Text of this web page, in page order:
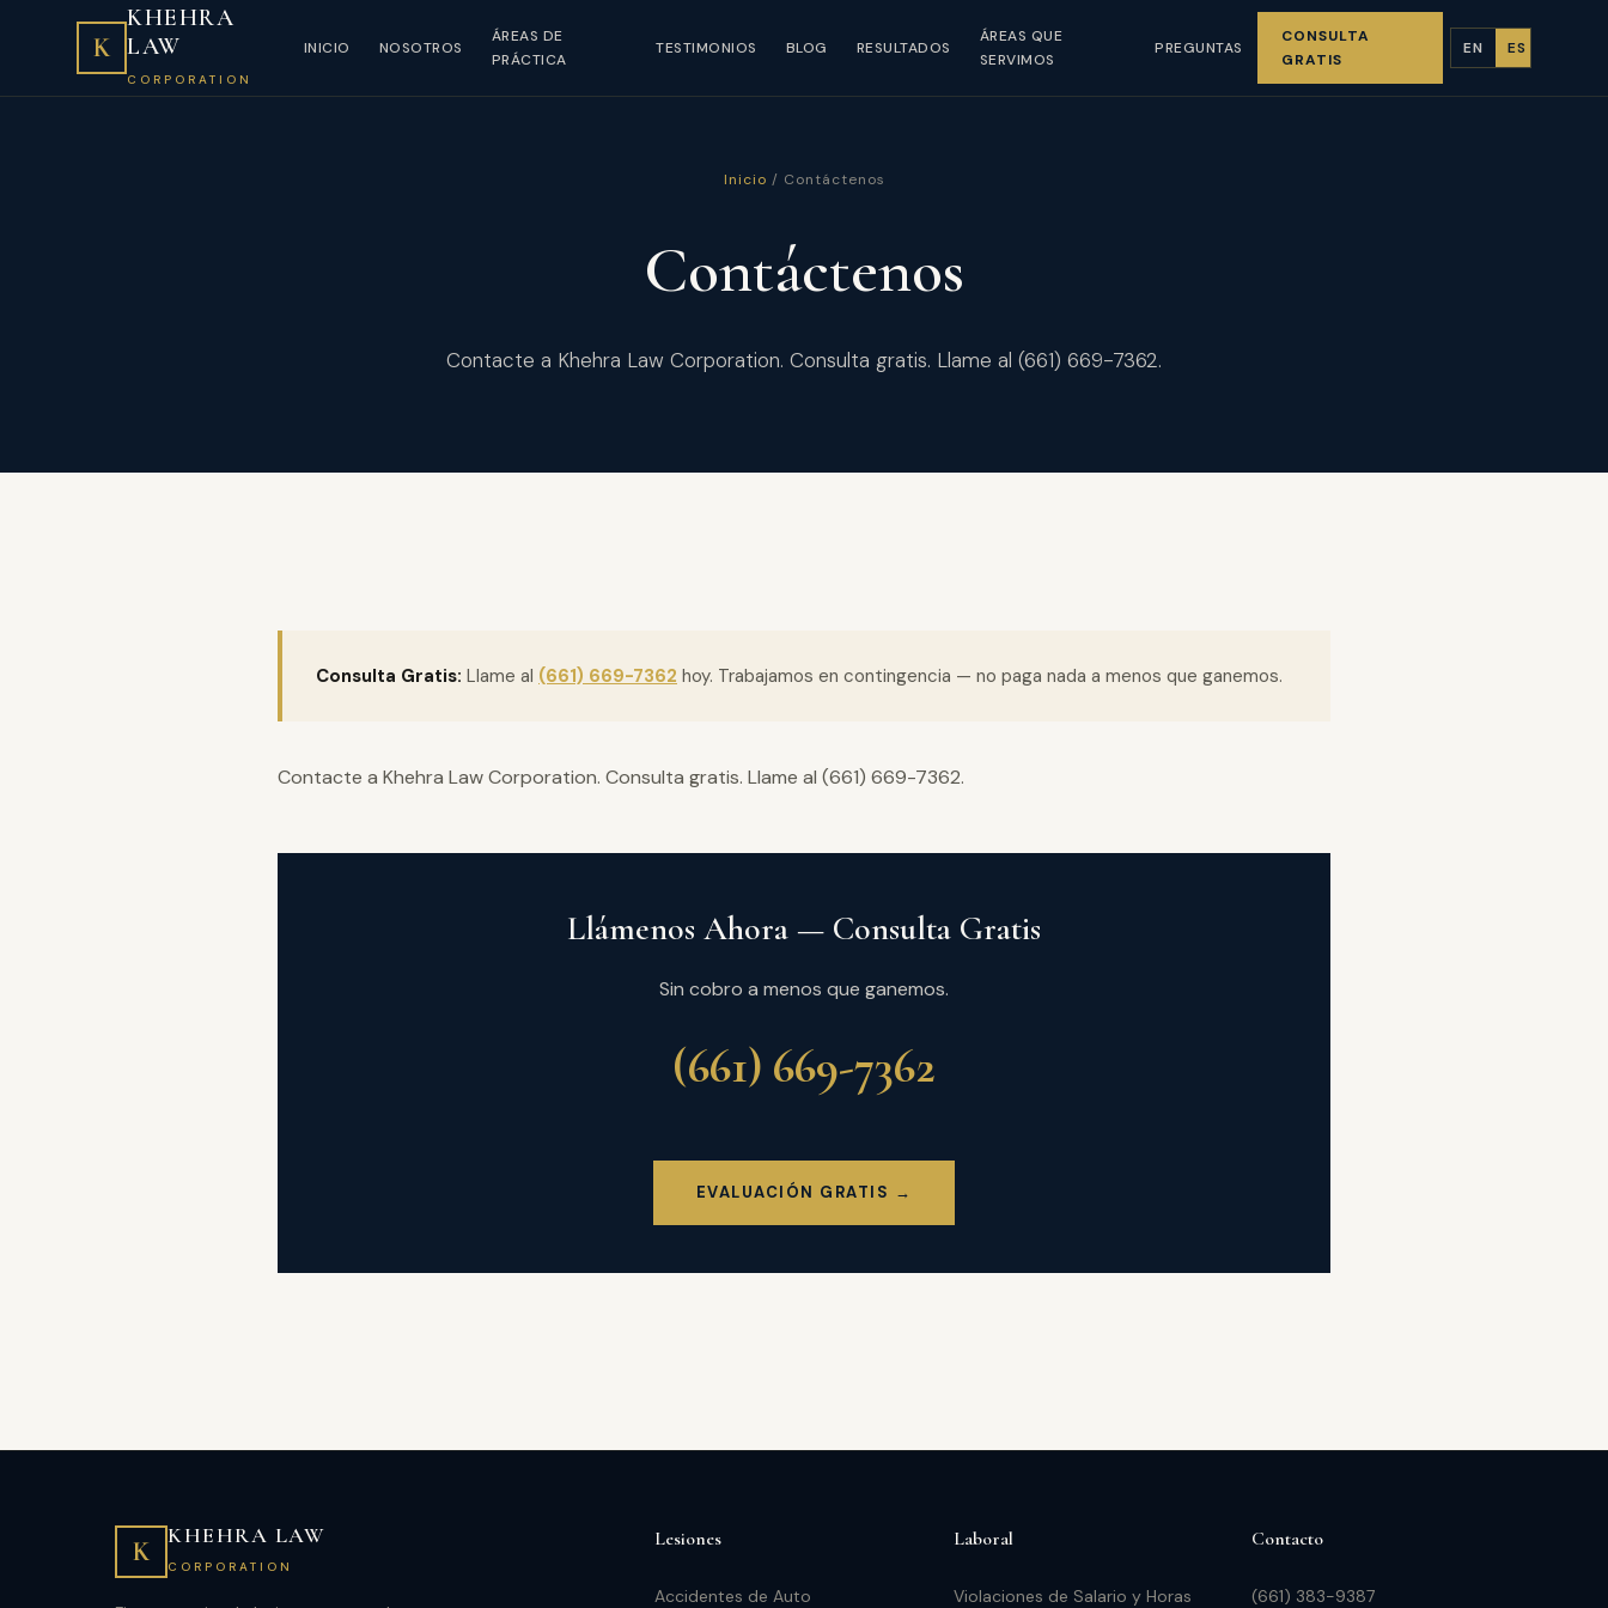
K
KHEHRA
LAW
CORPORATION
INICIO NOSOTROS
ÁREAS DE
PRÁCTICA
TESTIMONIOS BLOG RESULTADOS
ÁREAS QUE
SERVIMOS
PREGUNTAS
CONSULTA
GRATIS
EN ES
Inicio / Contáctenos
Contáctenos
Contacte a Khehra Law Corporation. Consulta gratis. Llame al (661) 669-7362.
Consulta Gratis: Llame al (661) 669-7362 hoy. Trabajamos en contingencia — no paga nada a menos que ganemos.
Contacte a Khehra Law Corporation. Consulta gratis. Llame al (661) 669-7362.
Llámenos Ahora — Consulta Gratis
Sin cobro a menos que ganemos.
(661) 669-7362
EVALUACIÓN GRATIS →
K
KHEHRA LAW
CORPORATION
Lesiones
Accidentes de Auto
Laboral
Violaciones de Salario y Horas
Contacto
(661) 383-9387